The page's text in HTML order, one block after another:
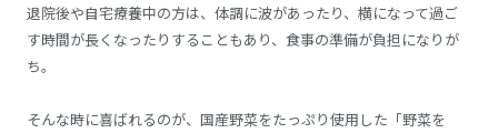
退院後や自宅療養中の方は、体調に波があったり、横になって過ご
す時間が長くなったりすることもあり、食事の準備が負担になりが
ち。
そんな時に喜ばれるのが、国産野菜をたっぷり使用した「野菜を